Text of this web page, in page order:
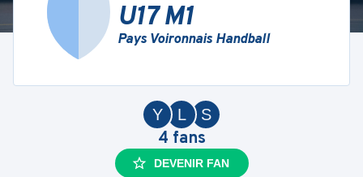
U17 M1
Pays Voironnais Handball
S
L
Y
4 fans
DEVENIR FAN